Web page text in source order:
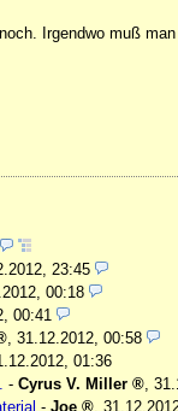
Irgendwo muß
23:45
00:18
00:41
, 31.12.2012, 00:58
01:36
- Cyrus V. Miller ,
- Joe ,